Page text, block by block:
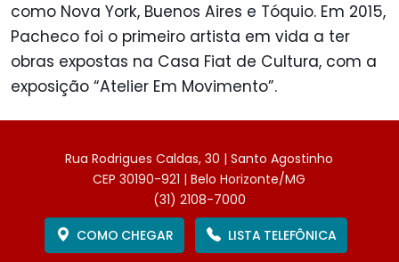
como Nova York, Buenos Aires e Tóquio. Em 2015,
Pacheco foi o primeiro artista em vida a ter
obras expostas na Casa Fiat de Cultura, com a
exposição “Atelier Em Movimento”.
Rua Rodrigues Caldas, 30 | Santo Agostinho
CEP 30190-921 | Belo Horizonte/MG
(31) 2108-7000
COMO CHEGAR
LISTA TELEFÔNICA